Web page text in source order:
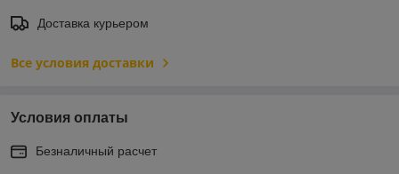
Доставка курьером
Все условия доставки
Условия оплаты
Безналичный расчет